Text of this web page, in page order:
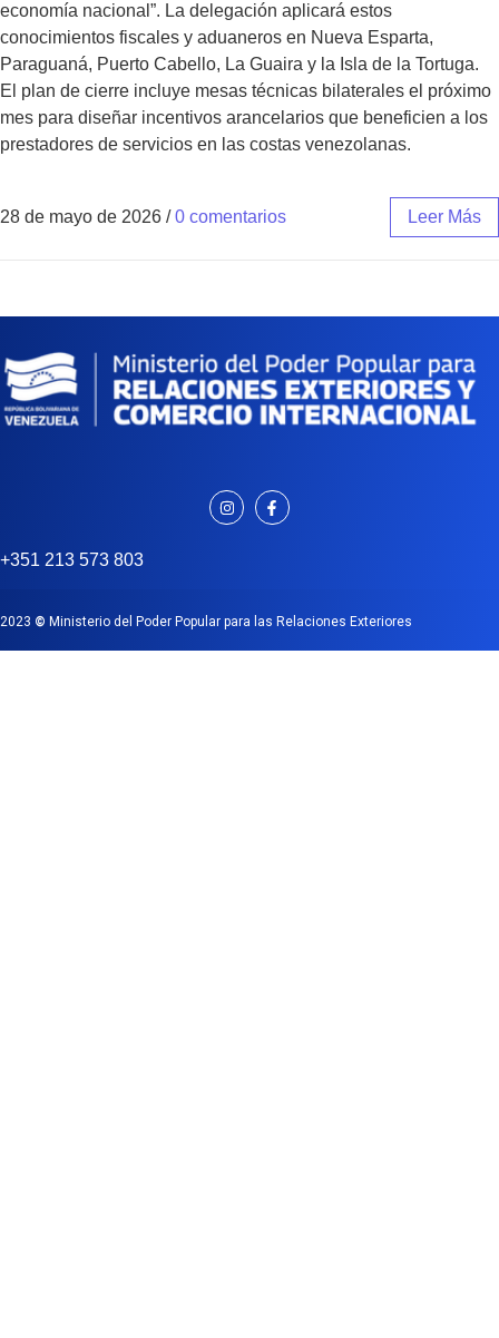
economía nacional”. La delegación aplicará estos
conocimientos fiscales y aduaneros en Nueva Esparta,
Paraguaná, Puerto Cabello, La Guaira y la Isla de la Tortuga.
El plan de cierre incluye mesas técnicas bilaterales el próximo
mes para diseñar incentivos arancelarios que beneficien a los
prestadores de servicios en las costas venezolanas.
28 de mayo de 2026 / 0 comentarios Leer Más
+351 213 573 803
2023 © Ministerio del Poder Popular para las Relaciones Exteriores